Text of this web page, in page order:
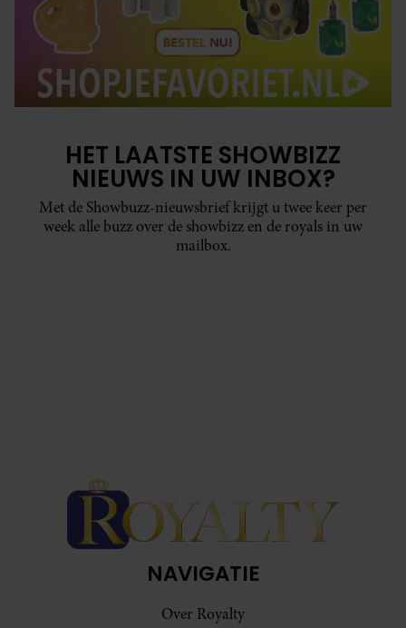
HET LAATSTE SHOWBIZZ
NIEUWS IN UW INBOX?
Met de Showbuzz-nieuwsbrief krijgt u twee keer per
week alle buzz over de showbizz en de royals in uw
mailbox.
NAVIGATIE
Over Royalty